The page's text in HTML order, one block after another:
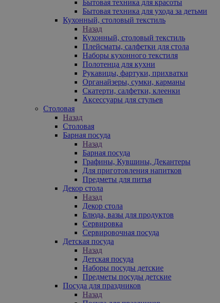
Бытовая техника для красоты
Бытовая техника для ухода за детьми
Кухонный, столовый текстиль
Назад
Кухонный, столовый текстиль
Плейсматы, салфетки для стола
Наборы кухонного текстиля
Полотенца для кухни
Рукавицы, фартуки, прихватки
Органайзеры, сумки, карманы
Скатерти, салфетки, клеенки
Аксессуары для стульев
Столовая
Назад
Столовая
Барная посуда
Назад
Барная посуда
Графины, Кувшины, Декантеры
Для приготовления напитков
Предметы для питья
Декор стола
Назад
Декор стола
Блюда, вазы для продуктов
Сервировка
Сервировочная посуда
Детская посуда
Назад
Детская посуда
Наборы посуды детские
Предметы посуды детские
Посуда для праздников
Назад